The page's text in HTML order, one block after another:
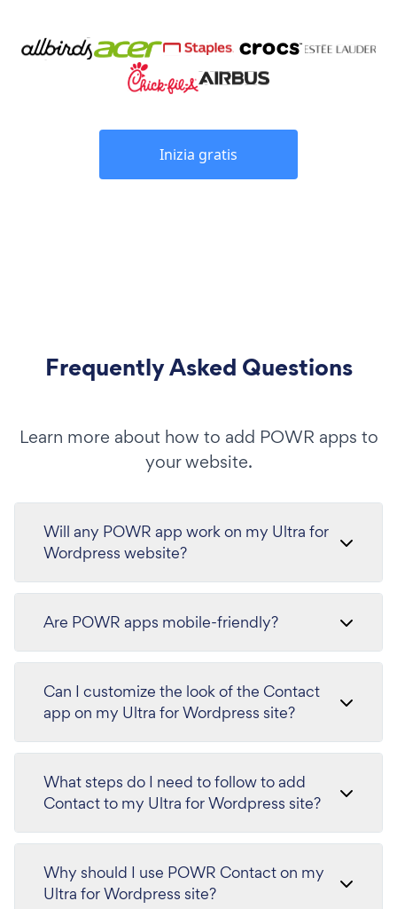
Inizia gratis
Frequently Asked Questions
Learn more about how to add POWR apps to
your website.
Will any POWR app work on my Ultra for
Wordpress website?
Are POWR apps mobile-friendly?
Can I customize the look of the Contact
app on my Ultra for Wordpress site?
What steps do I need to follow to add
Contact to my Ultra for Wordpress site?
Why should I use POWR Contact on my
Ultra for Wordpress site?